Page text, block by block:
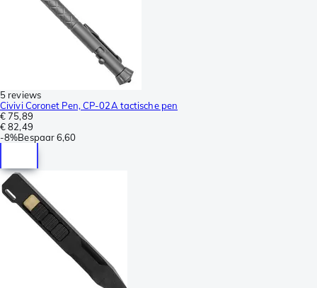
5 reviews
Civivi Coronet Pen, CP-02A tactische pen
€ 75,89
€ 82,49
-8%Bespaar6,60